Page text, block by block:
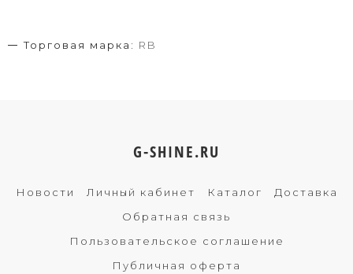
Торговая марка: RB
G-SHINE.RU
Новости Личный кабинет Каталог
Доставка
Обратная связь
Пользовательское соглашение
Публичная оферта